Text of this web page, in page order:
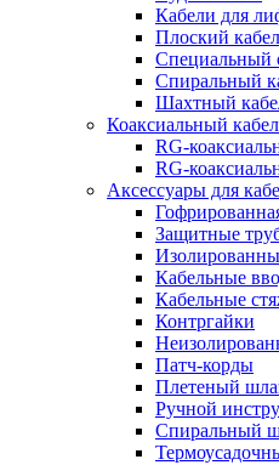
Кабели для
Плоский
Специальный
Спиральный
Шахтный
Коаксиальный
RG-
RG-
Аксессуары для
Защитные
Кабельные
Кабельные
Контргайки
Патч-корды
Плетеный
Ручной
Спиральный